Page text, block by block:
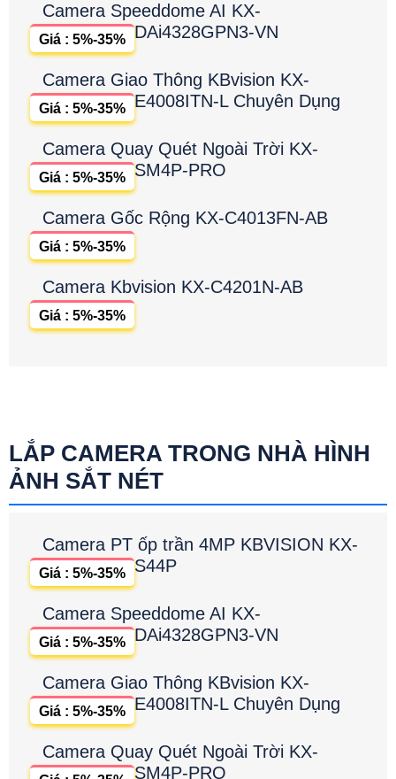
Camera Speeddome AI KX-
DAi4328GPN3-VN
Giá : 5%-35%
Camera Giao Thông KBvision KX-
E4008ITN-L Chuyên Dụng
Giá : 5%-35%
Camera Quay Quét Ngoài Trời KX-
SM4P-PRO
Giá : 5%-35%
Camera Gốc Rộng KX-C4013FN-AB
Giá : 5%-35%
Camera Kbvision KX-C4201N-AB
Giá : 5%-35%
LẮP CAMERA TRONG NHÀ HÌNH
ẢNH SẮT NÉT
Camera PT ốp trần 4MP KBVISION KX-
S44P
Giá : 5%-35%
Camera Speeddome AI KX-
DAi4328GPN3-VN
Giá : 5%-35%
Camera Giao Thông KBvision KX-
E4008ITN-L Chuyên Dụng
Giá : 5%-35%
Camera Quay Quét Ngoài Trời KX-
SM4P-PRO